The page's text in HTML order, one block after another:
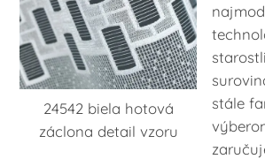
24542 biela hotová
záclona detail vzoru
stále